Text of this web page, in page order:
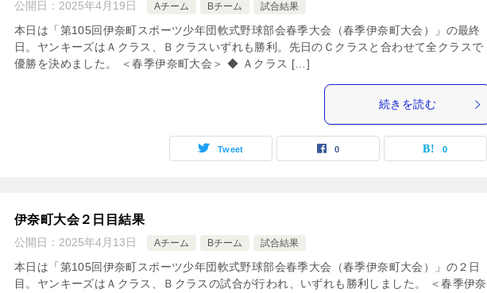
公開日： 2025年4月19日 Aチーム Bチーム 試合結果
本日は「第105回伊奈町スポーツ少年団軟式野球部会春季大会（春季伊奈町大会）」の最終
日。ヤンキーズはＡクラス、Ｂクラスいずれも勝利。先日のＣクラスと合わせて全クラスで
優勝を決めました。 ＜春季伊奈町大会＞ ◆ Ａクラス […]
続きを読む
Tweet 0 0
伊奈町大会２日目結果
公開日： 2025年4月13日 Aチーム Bチーム 試合結果
本日は「第105回伊奈町スポーツ少年団軟式野球部会春季大会（春季伊奈町大会）」の２日
目。ヤンキーズはＡクラス、Ｂクラスの試合が行われ、いずれも勝利しました。 ＜春季伊奈